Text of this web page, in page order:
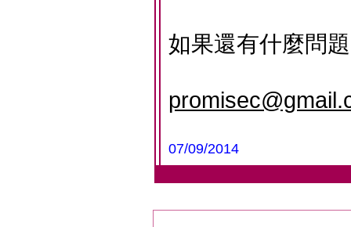
如果還有什麼問
07/09/2014